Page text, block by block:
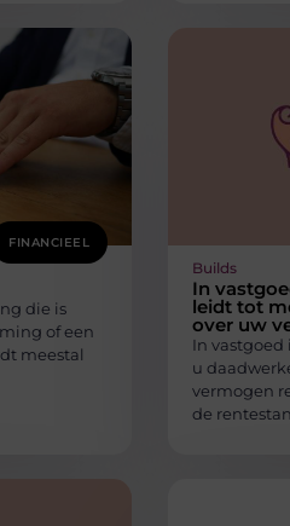
FINANCIEEL
die is
of een
meestal
Builds
In
leidt tot
over uw
In vastgoed
u
vermogen
de